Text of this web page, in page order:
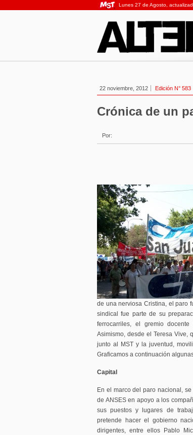
Lunes 27 de Agosto,
22 noviembre, 2012 Edición N° 583
Crónica de un
Por:
de una nerviosa Cristina, el paro
sindical fue parte de su
ferrocarriles, el gremio
Asimismo, desde el Teresa Vive,
junto al MST y la juventud,
Graficamos a continuación
Capital
En el marco del paro nacional,
de ANSES en apoyo a los
sus puestos y lugares de
pretende hacer el gobierno
dirigentes, entre ellos Pablo